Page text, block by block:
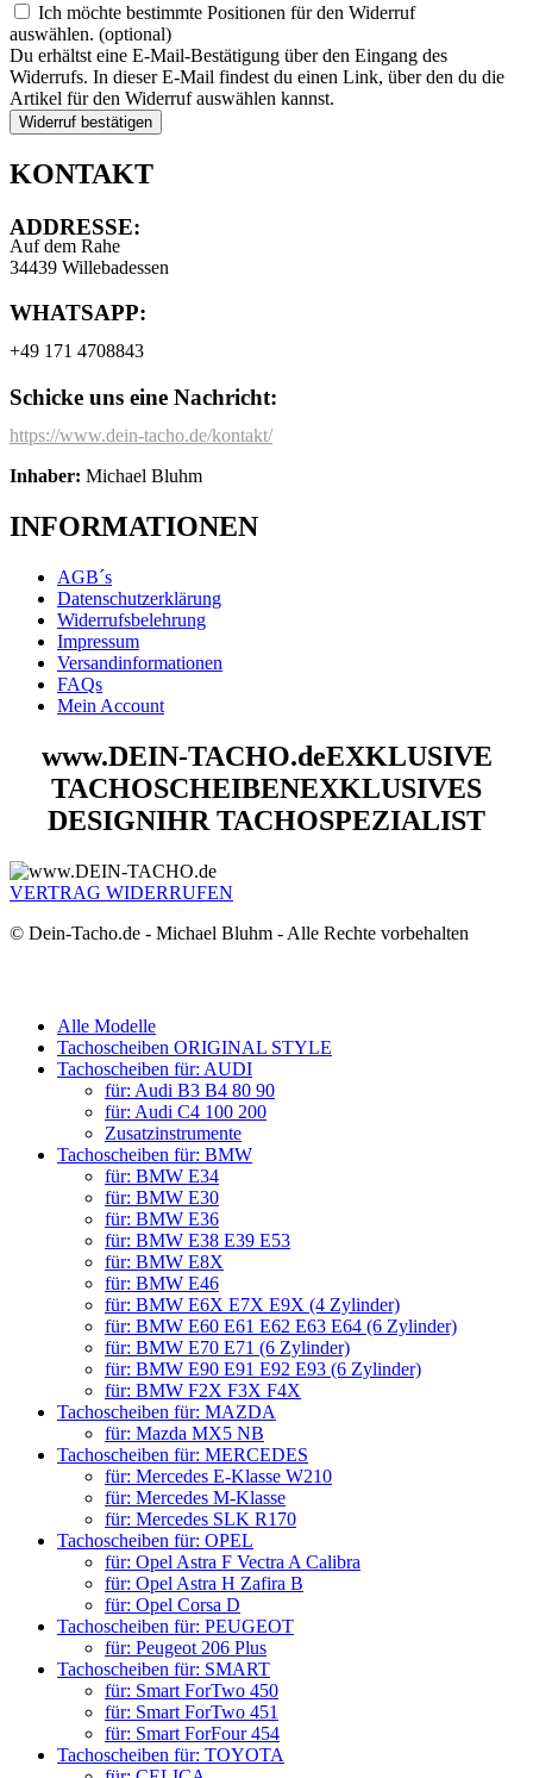
Ich möchte bestimmte Positionen für den Widerruf
auswählen. (optional)
Du erhältst eine E-Mail-Bestätigung über den Eingang des
Widerrufs. In dieser E-Mail findest du einen Link, über den du die
Artikel für den Widerruf auswählen kannst.
Widerruf bestätigen
KONTAKT
ADDRESSE:
Auf dem Rahe
34439 Willebadessen
WHATSAPP:
+49 171 4708843
Schicke uns eine Nachricht:
https://www.dein-tacho.de/kontakt/
Inhaber: Michael Bluhm
INFORMATIONEN
AGB´s
Datenschutzerklärung
Widerrufsbelehrung
Impressum
Versandinformationen
FAQs
Mein Account
www.DEIN-TACHO.deEXKLUSIVE
TACHOSCHEIBENEXKLUSIVES
DESIGNIHR TACHOSPEZIALIST
VERTRAG WIDERRUFEN
© Dein-Tacho.de - Michael Bluhm - Alle Rechte vorbehalten
Alle Modelle
Tachoscheiben ORIGINAL STYLE
Tachoscheiben für: AUDI
für: Audi B3 B4 80 90
für: Audi C4 100 200
Zusatzinstrumente
Tachoscheiben für: BMW
für: BMW E34
für: BMW E30
für: BMW E36
für: BMW E38 E39 E53
für: BMW E8X
für: BMW E46
für: BMW E6X E7X E9X (4 Zylinder)
für: BMW E60 E61 E62 E63 E64 (6 Zylinder)
für: BMW E70 E71 (6 Zylinder)
für: BMW E90 E91 E92 E93 (6 Zylinder)
für: BMW F2X F3X F4X
Tachoscheiben für: MAZDA
für: Mazda MX5 NB
Tachoscheiben für: MERCEDES
für: Mercedes E-Klasse W210
für: Mercedes M-Klasse
für: Mercedes SLK R170
Tachoscheiben für: OPEL
für: Opel Astra F Vectra A Calibra
für: Opel Astra H Zafira B
für: Opel Corsa D
Tachoscheiben für: PEUGEOT
für: Peugeot 206 Plus
Tachoscheiben für: SMART
für: Smart ForTwo 450
für: Smart ForTwo 451
für: Smart ForFour 454
Tachoscheiben für: TOYOTA